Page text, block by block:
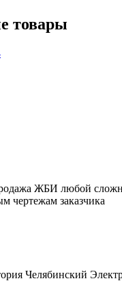
товары
ЖБИ любой
чертежам заказчика
Челябинский